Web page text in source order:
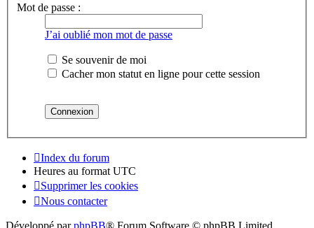
Mot de passe :
J’ai oublié mon mot de passe
Se souvenir de moi
Cacher mon statut en ligne pour cette session
Index du forum
Heures au format UTC
Supprimer les cookies
Nous contacter
Développé parphpBB® Forum Software © phpBB Limited